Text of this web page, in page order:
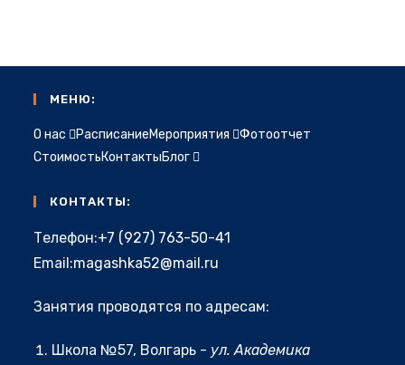
МЕНЮ:
О нас РасписаниеМероприятия
Фотоотчет
СтоимостьКонтактыБлог
КОНТАКТЫ:
Телефон:+7 (927) 763-50-41
приложении
Email:magashka52@mail.ru
вашем
Занятия проводятся по адресам:
Школа №57, Волгарь - ул. Академика